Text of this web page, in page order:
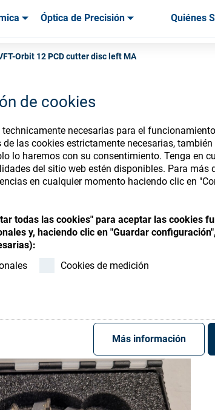
de cookies
necesarias para el
las cookies estrictamente necesarias,
lo haremos con su consentimiento. Tenga en
del sitio web estén disponibles. Para más
en cualquier momento haciendo clic en
todas las cookies" para aceptar las cookies
y, haciendo clic en "Guardar
Cookies de medición
Más información
Óptica de Precisión Quiénes
Orbit 12 PCD cutter disc left MA
Consumables
in to access your accounts